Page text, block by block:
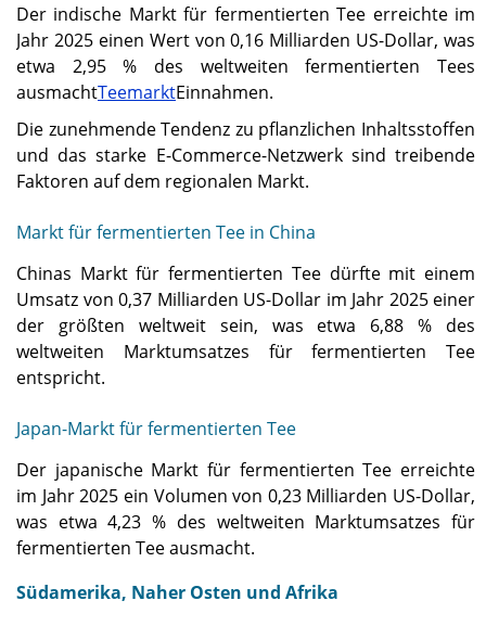
Der indische Markt für fermentierten Tee erreichte im
Jahr 2025 einen Wert von 0,16 Milliarden US-Dollar, was
etwa 2,95 % des weltweiten fermentierten Tees
ausmachtTeemarktEinnahmen.
Die zunehmende Tendenz zu pflanzlichen Inhaltsstoffen
und das starke E-Commerce-Netzwerk sind treibende
Faktoren auf dem regionalen Markt.
Markt für fermentierten Tee in China
Chinas Markt für fermentierten Tee dürfte mit einem
Umsatz von 0,37 Milliarden US-Dollar im Jahr 2025 einer
der größten weltweit sein, was etwa 6,88 % des
weltweiten Marktumsatzes für fermentierten Tee
entspricht.
Japan-Markt für fermentierten Tee
Der japanische Markt für fermentierten Tee erreichte
im Jahr 2025 ein Volumen von 0,23 Milliarden US-Dollar,
was etwa 4,23 % des weltweiten Marktumsatzes für
fermentierten Tee ausmacht.
Südamerika, Naher Osten und Afrika